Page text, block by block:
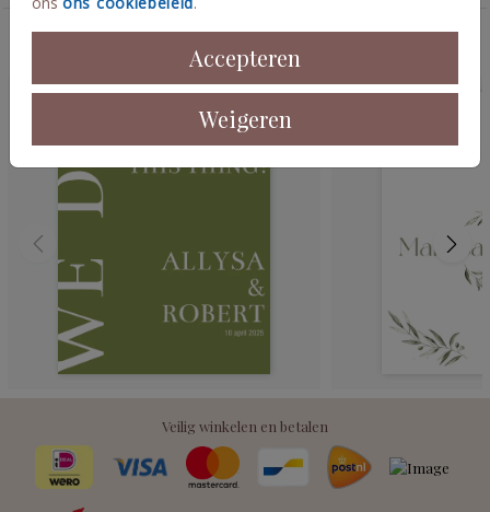
Accepteren
Weigeren
Deze kaarten vind je misschien ook leuk
Veilig winkelen en betalen